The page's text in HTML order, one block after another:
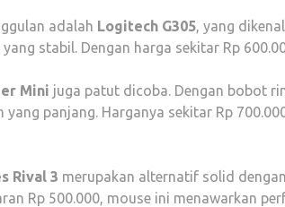
adalah Logitech G305, yang
stabil. Dengan harga sekitar Rp
Mini juga patut dicoba. Dengan bobot
yang panjang. Harganya sekitar Rp
Rival 3 merupakan alternatif solid
Rp 500.000, mouse ini menawarkan